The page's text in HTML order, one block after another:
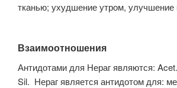
тканью; ухудшение утром, улучшение
Взаимоотношения
Антидотами для Нераг являются:
Sil. Нераг является антидотом для: